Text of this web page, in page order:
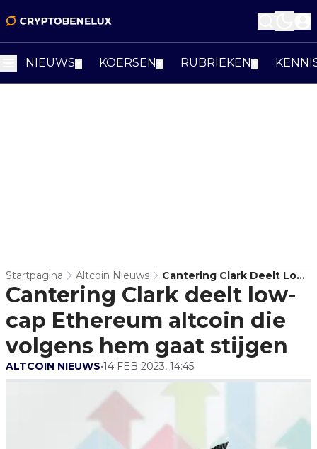
NIEUWS KOERSEN RUBRIEKEN
Startpagina Altcoin Nieuws
Cantering Clark Deelt Low-
Cap Ethereum Altcoin Die
Volgens Hem Gaat Stijgen
Cantering Clark deelt low-
cap Ethereum altcoin die
volgens hem gaat stijgen
ALTCOIN NIEUWS•14 FEB 2023, 14:45